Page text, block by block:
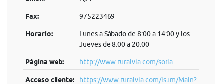
Fax: 975223469
Horario:
Lunes a Sábado de 8:00 a 14:00 y los
Jueves de 8:00 a 20:00
Página web: http://www.ruralvia.com/soria
Acceso cliente:
https://www.ruralvia.com/isum/Main?